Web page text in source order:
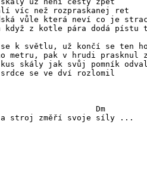
víc než rozpraskanej ret
vůle která neví co je
z kotle pára dodá pístu
se k světlu, už končí se ten
metru, pak v hrudi prasknul
kus skály jak svůj pomník
se ve dví rozlomil
Dm
stroj změří svoje síly ...